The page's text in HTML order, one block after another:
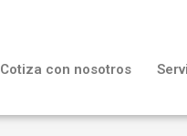
Cotiza con nosotros